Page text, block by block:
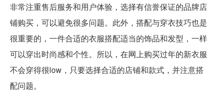
非常注重售后服务和用户体验，选择有信誉保证的品牌店
铺购买，可以避免很多问题。此外，搭配与穿衣技巧也是
很重要的，一件合适的衣服搭配适当的饰品和发型，一样
可以穿出时尚感和个性。所以，在网上购买过年的新衣服
不会穿得很low，只要选择合适的店铺和款式，并注意搭
配问题。